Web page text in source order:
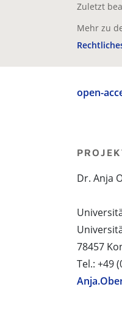
Zuletzt
Mehr zu
open-
Dr. Anja
78457
Tel.: +49